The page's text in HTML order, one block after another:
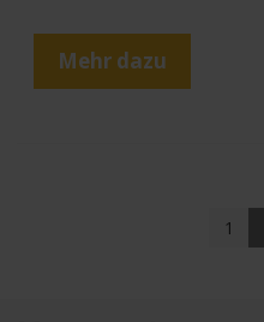
Mehr dazu
1